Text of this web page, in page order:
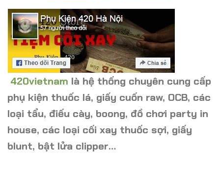
420vietnam là hệ thống chuyên cung cấp
phụ kiện thuốc lá, giấy cuốn raw, OCB, các
loại tẩu, điếu cày, boong, đồ chơi party in
house, các loại cối xay thuốc sợi, giấy
blunt, bật lửa clipper…